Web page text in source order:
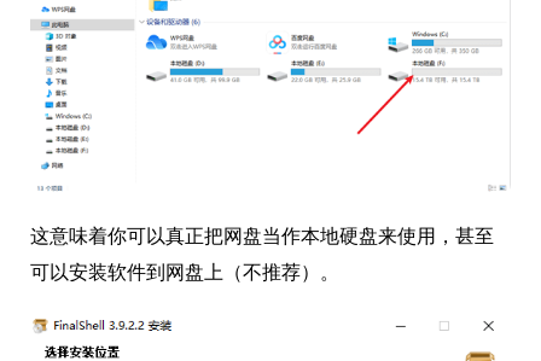
这意味着你可以真正把网盘当作本地硬盘来使用，甚至
可以安装软件到网盘上（不推荐）。